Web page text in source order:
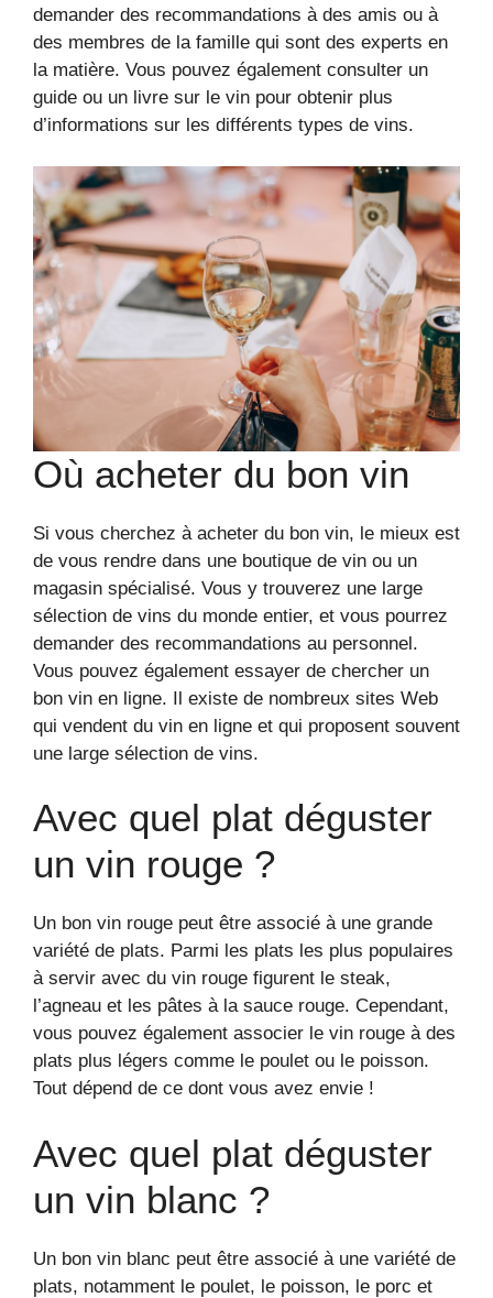
demander des recommandations à des amis ou à
des membres de la famille qui sont des experts en
la matière. Vous pouvez également consulter un
guide ou un livre sur le vin pour obtenir plus
d’informations sur les différents types de vins.
Où acheter du bon vin
Si vous cherchez à acheter du bon vin, le mieux est
de vous rendre dans une boutique de vin ou un
magasin spécialisé. Vous y trouverez une large
sélection de vins du monde entier, et vous pourrez
demander des recommandations au personnel.
Vous pouvez également essayer de chercher un
bon vin en ligne. Il existe de nombreux sites Web
qui vendent du vin en ligne et qui proposent souvent
une large sélection de vins.
Avec quel plat déguster
un vin rouge ?
Un bon vin rouge peut être associé à une grande
variété de plats. Parmi les plats les plus populaires
à servir avec du vin rouge figurent le steak,
l’agneau et les pâtes à la sauce rouge. Cependant,
vous pouvez également associer le vin rouge à des
plats plus légers comme le poulet ou le poisson.
Tout dépend de ce dont vous avez envie !
Avec quel plat déguster
un vin blanc ?
Un bon vin blanc peut être associé à une variété de
plats, notamment le poulet, le poisson, le porc et